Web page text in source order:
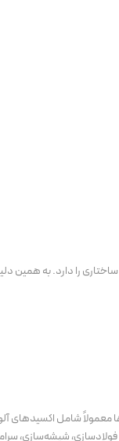
را دارد. به همین
معمولاً شامل اکسیدهای
شیشه‌سازی،